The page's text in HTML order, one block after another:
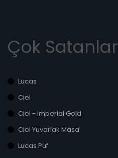
Çok Satanlar
Lucas
Ciel
Ciel - Imperial Gold
Ciel Yuvarlak Masa
Lucas Puf